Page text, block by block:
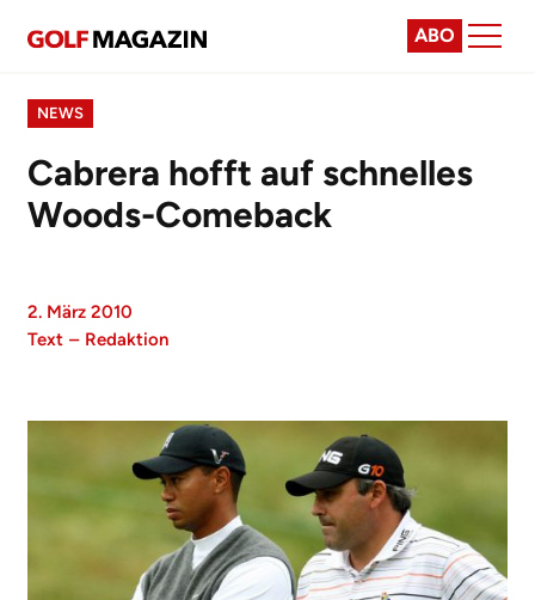
ABO
NEWS
Cabrera hofft auf schnelles
Woods-Comeback
2. März 2010
Text – Redaktion